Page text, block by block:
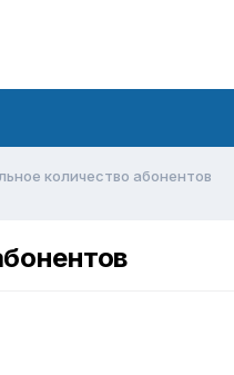
количество абонентов